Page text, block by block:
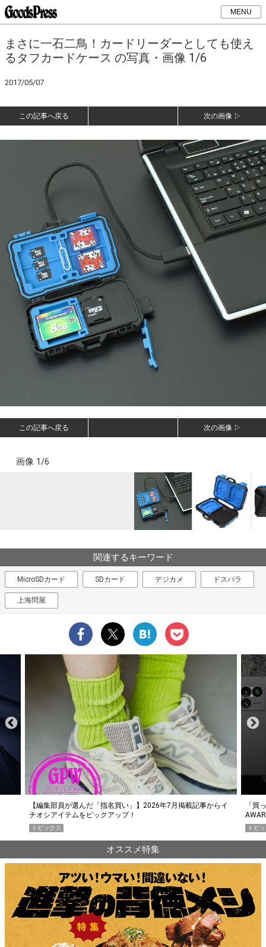
MENU
まさに一石二鳥！カードリーダーとしても使え
るタフカードケース の写真・画像 1/6
2017/05/07
この記事へ戻る 次の画像 ▷
この記事へ戻る 次の画像 ▷
画像 1/6
関連するキーワード
MicroSDカード SDカード デジカメ ドスパラ
上海問屋
「買って損なし」の極上スマホ5選【GoodsPress 2026上半期
AWARD】
トピックス
薄着
PR
オススメ特集